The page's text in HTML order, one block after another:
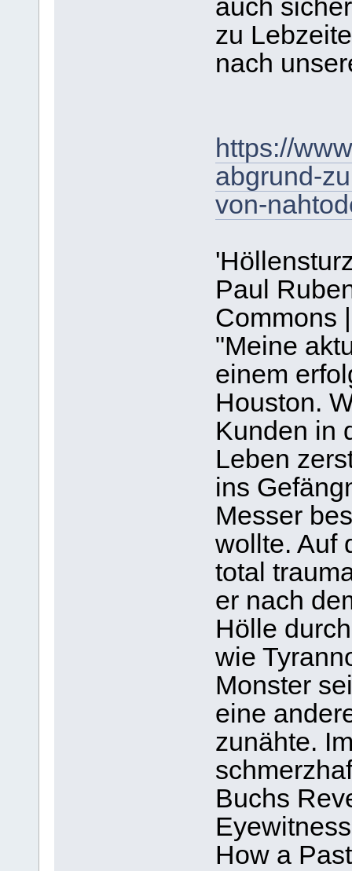
auch
zu
nach
https://
abgrund-
von-
Paul
Commons
"Meine
einem
Houston.
Kunden in
Leben
ins
Messer
wollte. Auf
total
er nach
Hölle
wie
Monster
eine
zunähte.
Buchs
How a